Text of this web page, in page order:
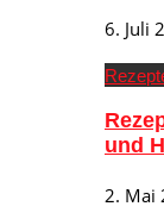
6. Juli
und
2. Mai